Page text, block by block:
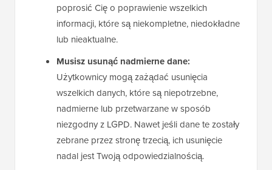
poprosić Cię o poprawienie wszelkich
informacji, które są niekompletne, niedokładne
lub nieaktualne.
Musisz usunąć nadmierne dane:
Użytkownicy mogą zażądać usunięcia
wszelkich danych, które są niepotrzebne,
nadmierne lub przetwarzane w sposób
niezgodny z LGPD. Nawet jeśli dane te zostały
zebrane przez stronę trzecią, ich usunięcie
nadal jest Twoją odpowiedzialnością.